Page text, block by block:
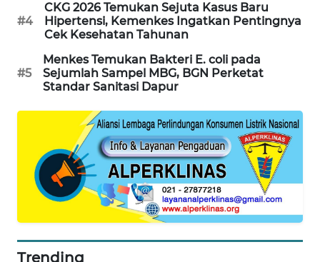
#4
CKG 2026 Temukan Sejuta Kasus Baru
Hipertensi, Kemenkes Ingatkan Pentingnya
Cek Kesehatan Tahunan
#5
Menkes Temukan Bakteri E. coli pada
Sejumlah Sampel MBG, BGN Perketat
Standar Sanitasi Dapur
Trending
METRO
SIANTAR
METRO
NEWS
METRO
JAKARTA
NEWS